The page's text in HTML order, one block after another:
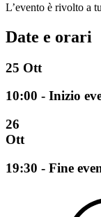
L’evento è rivolto a
Date e orari
25 Ott
10:00 - Inizio
26
Ott
19:30 - Fine